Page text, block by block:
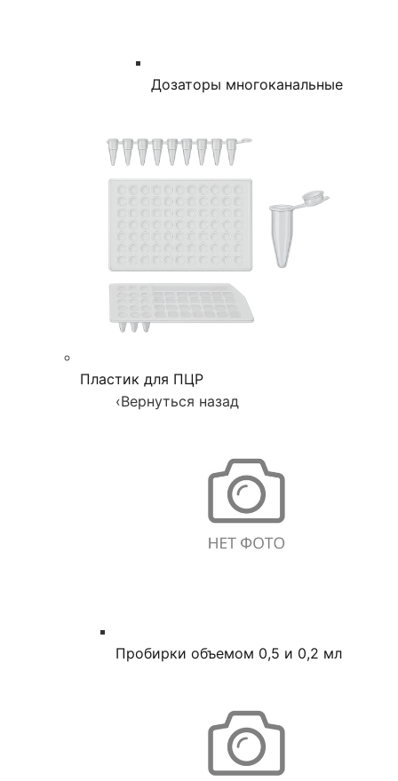
Дозаторы многоканальные
Пластик для ПЦР
‹Вернуться назад
Пробирки объемом 0,5 и 0,2 мл